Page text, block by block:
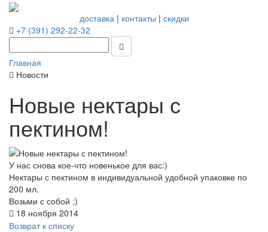
доставка| контакты | скидки
+7 (391) 292-22-32
Главная
Новости
Новые нектары с
пектином!
У нас снова кое-что новенькое для вас:)
Нектары с пектином в индивидуальной удобной упаковке по
200 мл.
Возьми с собой ;)
18 ноября 2014
Возврат к списку